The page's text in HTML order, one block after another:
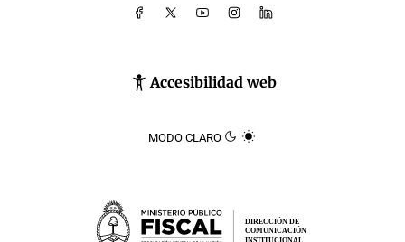
Accesibilidad web
MODO CLARO
DIRECCIÓN DE
COMUNICACIÓN